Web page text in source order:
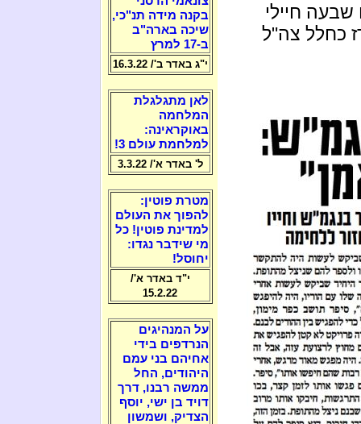
שבעה חיילי
כחלל צה"ל
בקנה מידה תנ"כי,
שיכה בארה"ב
ב-17 למרץ
י"ג באדר ב'/ 16.3.22
לאן מתגלגלת
המלחמה
באוקראינה:
למלחמת עולם 3!
ל' באדר א'/ 3.3.22
מטרת פוטין:
להפוך את העולם
למדינת פוטין! כל
מי שידבר נגדו:
יחוסל!
י"ד באדר א'/
15.2.22
על המנהיגים
הנרדפים בידי
אחיהם בני עמם
היהודים, החל
ממשה רבנו, דרך
דויד בן ישי, יוסף
הצדיק, ושמשון